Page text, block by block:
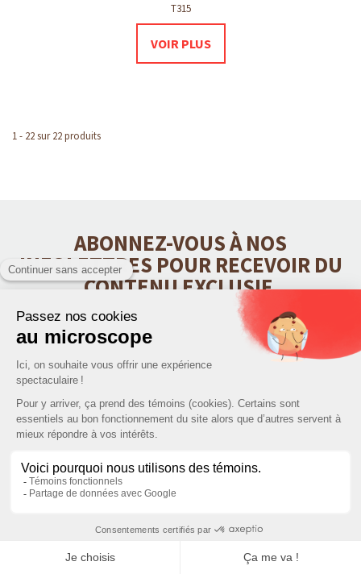
T315
VOIR PLUS
1 - 22 sur 22 produits
ABONNEZ-VOUS À NOS
INFOLETTRES POUR RECEVOIR DU
CONTENU EXCLUSIF.
CONTACT
INFORMATIONS